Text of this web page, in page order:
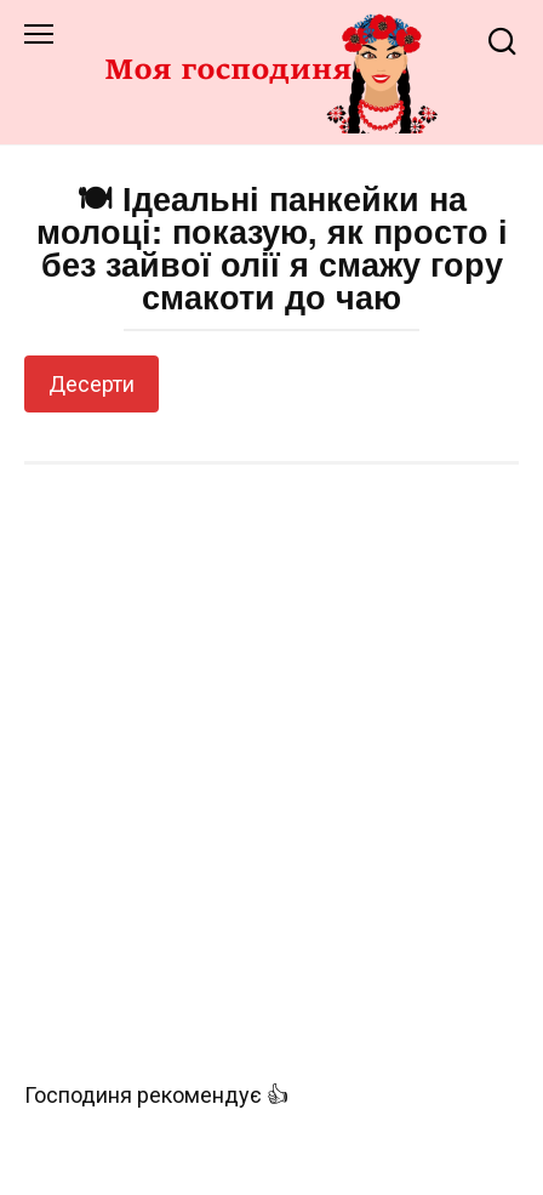
до
🍽️ Ідеальні панкейки на
молоці: показую, як просто і
без зайвої олії я смажу гору
смакоти до чаю
Десерти
Господиня рекомендує 👍